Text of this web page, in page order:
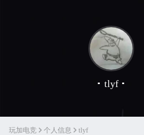
tlyf
玩加电竞 个人信息 tlyf